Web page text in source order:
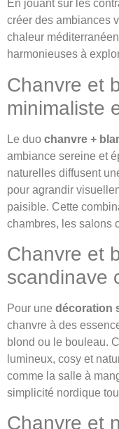
En jouant sur les
créer des ambiances
chaleur
harmonieuses à
Chanvre et
minimaliste
Le duo chanvre +
ambiance sereine et
naturelles diffusent
pour agrandir
paisible. Cette
chambres, les salons
Chanvre et
scandinave
Pour une décoration
chanvre à des
blond ou le bouleau.
lumineux, cosy et
comme la salle à
simplicité nordique
Chanvre et